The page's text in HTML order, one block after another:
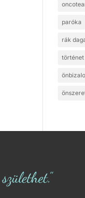
paróka
rák
történet